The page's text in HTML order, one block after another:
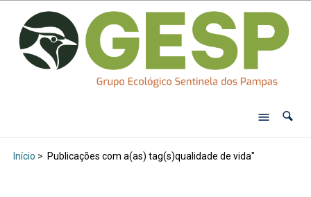
Início > Publicações com a(as) tag(s)qualidade de vida"